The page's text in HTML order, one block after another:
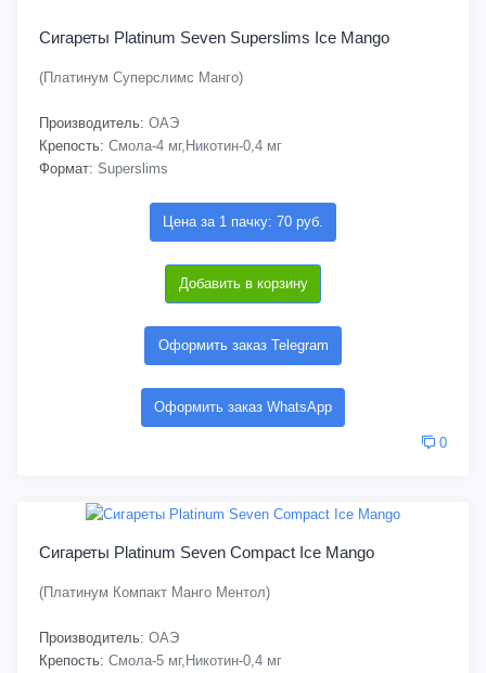
Сигареты Platinum Seven Superslims Ice Mango
(Платинум Суперслимс Манго)
Производитель: ОАЭ
Крепость: Смола-4 мг,Никотин-0,4 мг
Формат: Superslims
Цена за 1 пачку: 70 руб.
Добавить в корзину
Оформить заказ Telegram
Оформить заказ WhatsApp
0
Сигареты Platinum Seven Compact Ice Mango
(Платинум Компакт Манго Ментол)
Производитель: ОАЭ
Крепость: Смола-5 мг,Никотин-0,4 мг